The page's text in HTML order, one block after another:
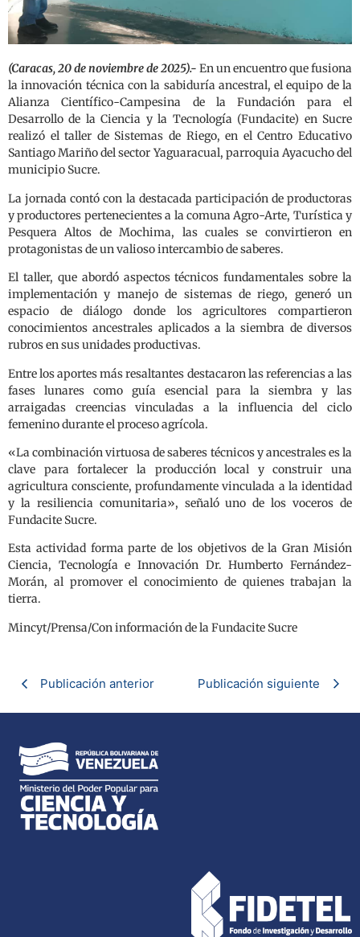
(Caracas, 20 de noviembre de 2025).- En un encuentro que fusiona
la innovación técnica con la sabiduría ancestral, el equipo de la
Alianza Científico-Campesina de la Fundación para el
Desarrollo de la Ciencia y la Tecnología (Fundacite) en Sucre
realizó el taller de Sistemas de Riego, en el Centro Educativo
Santiago Mariño del sector Yaguaracual, parroquia Ayacucho del
municipio Sucre.
La jornada contó con la destacada participación de productoras
y productores pertenecientes a la comuna Agro-Arte, Turística y
Pesquera Altos de Mochima, las cuales se convirtieron en
protagonistas de un valioso intercambio de saberes.
El taller, que abordó aspectos técnicos fundamentales sobre la
implementación y manejo de sistemas de riego, generó un
espacio de diálogo donde los agricultores compartieron
conocimientos ancestrales aplicados a la siembra de diversos
rubros en sus unidades productivas.
Entre los aportes más resaltantes destacaron las referencias a las
fases lunares como guía esencial para la siembra y las
arraigadas creencias vinculadas a la influencia del ciclo
femenino durante el proceso agrícola.
«La combinación virtuosa de saberes técnicos y ancestrales es la
clave para fortalecer la producción local y construir una
agricultura consciente, profundamente vinculada a la identidad
y la resiliencia comunitaria», señaló uno de los voceros de
Fundacite Sucre.
Esta actividad forma parte de los objetivos de la Gran Misión
Ciencia, Tecnología e Innovación Dr. Humberto Fernández-
Morán, al promover el conocimiento de quienes trabajan la
tierra.
Mincyt/Prensa/Con información de la Fundacite Sucre
Publicación anterior Publicación siguiente